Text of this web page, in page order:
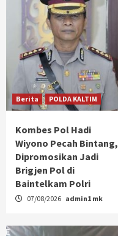
Berita POLDA KALTIM
Kombes Pol Hadi
Wiyono Pecah Bintang,
Dipromosikan Jadi
Brigjen Pol di
Baintelkam Polri
07/08/2026 admin1 mk